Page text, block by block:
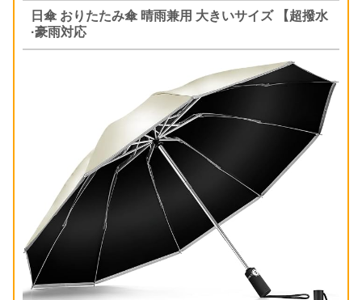
日傘 おりたたみ傘 晴雨兼用 大きいサイズ 【超撥水
·豪雨対応